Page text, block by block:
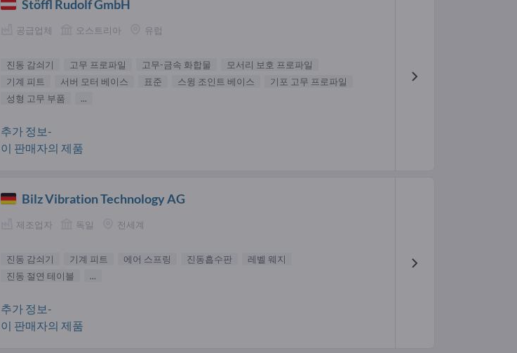
Stöffl Rudolf GmbH
공급업체 오스트리아 유럽
진동 감쇠기 고무 프로파일 고무-금속 화합물
모서리 보호 프로파일
기계 피트
서버 모터 베이스 표준 스윙 조인트 베이스
기포 고무 프로파일
성형 고무 부품
...
추가 정보-
이 판매자의 제품
Bilz Vibration Technology AG
제조업자 독일 전세계
진동 감쇠기 기계 피트 에어 스프링 진동흡수판
레벨 웨지
진동 절연 테이블
...
추가 정보-
이 판매자의 제품